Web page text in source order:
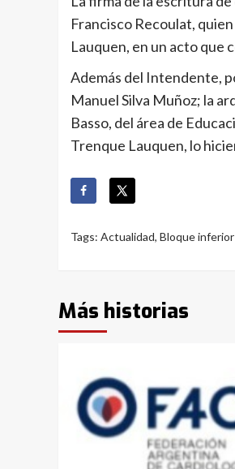
Francisco Recoulat,
Lauquen, en un acto que
Además del Intendente,
Manuel Silva Muñoz; la
Basso, del área de
Trenque Lauquen, lo
Tags: Actualidad, Bloque inferior
Más historias